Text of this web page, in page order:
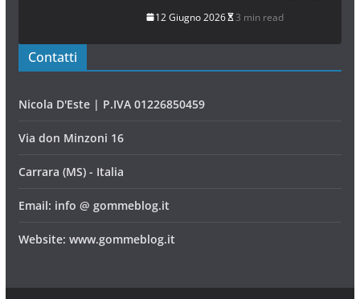
12 Giugno 2026 3 min read
Contatti
Nicola D'Este | P.IVA 01226850459
Via don Minzoni 16
Carrara (MS) - Italia
Email: info @ gommeblog.it
Website: www.gommeblog.it